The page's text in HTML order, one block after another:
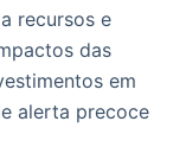
recursos e
das
em
alerta precoce